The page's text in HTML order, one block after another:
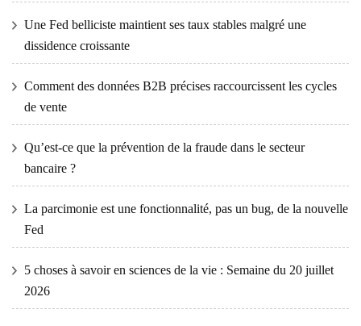
Une Fed belliciste maintient ses taux stables malgré une
dissidence croissante
Comment des données B2B précises raccourcissent les cycles
de vente
Qu’est-ce que la prévention de la fraude dans le secteur
bancaire ?
La parcimonie est une fonctionnalité, pas un bug, de la nouvelle
Fed
5 choses à savoir en sciences de la vie : Semaine du 20 juillet
2026